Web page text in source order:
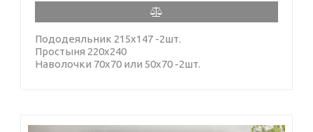
Пододеяльник 215х147 -2шт.
Простыня 220х240
Наволочки 70х70 или 50х70 -2шт.